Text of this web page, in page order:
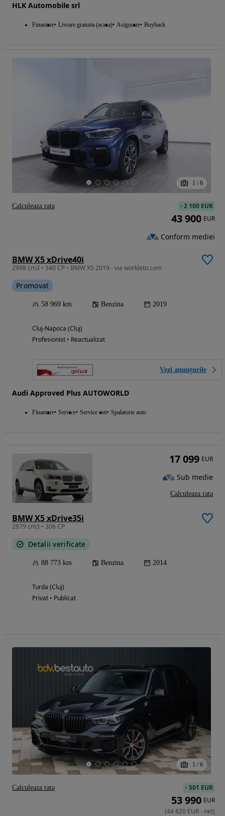
HLK Automobile srl
Finantare Livrare gratuita (acasa) Asigurare Buyback
1 / 6
BMW X5 xDrive40i
2998 cm3 • 340 CP • BMW X5 2019 - via workleto.com
Promovat
58 969 km Benzina 2019
Cluj-Napoca (Cluj)
Profesionist • Reactualizat
Vezi anunțurile
Audi Approved Plus AUTOWORLD
Finantare Service Service roti Spalatorie auto
-2 100 EUR
43 900 EUR
Conform mediei
Calculeaza rata
BMW X5 xDrive35i
2979 cm3 • 306 CP
Detalii verificate
88 773 km Benzina 2014
Turda (Cluj)
Privat • Publicat
17 099 EUR
Sub medie
Calculeaza rata
1 / 6
-501 EUR
53 990 EUR
(44 620 EUR- net)
Calculeaza rata